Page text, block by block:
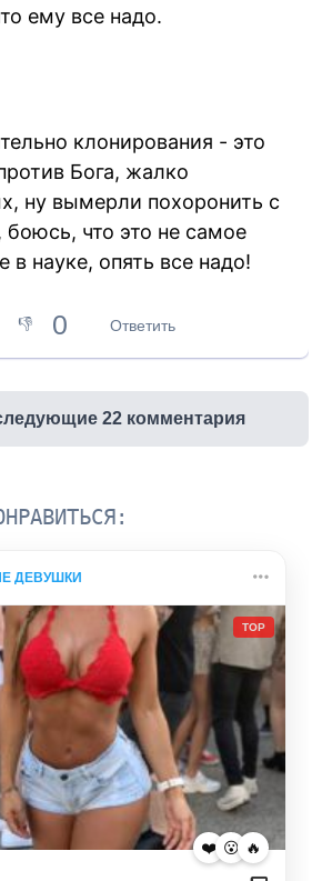
ему все надо.
клонирования - это
Бога, жалко
ну вымерли похоронить с
боюсь, что это не самое
в науке, опять все надо!
👎 0 Ответить
22 комментария
ДЕВУШКИ
TOP
❤️ 😮 🔥